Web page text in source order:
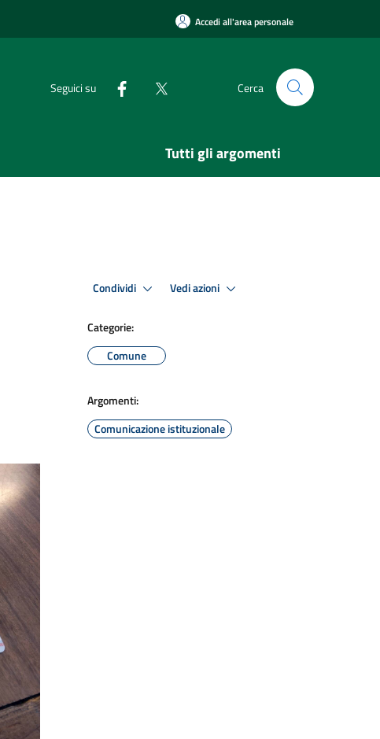
Accedi all'area personale
Seguici su Cerca
Tutti gli argomenti
Condividi Vedi azioni
Categorie:
Comune
Argomenti:
Comunicazione istituzionale